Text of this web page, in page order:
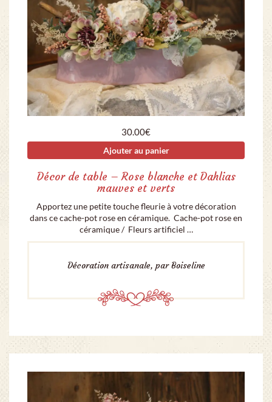
30.00€
Ajouter au panier
Décor de table – Rose blanche et Dahlias
mauves et verts
Apportez une petite touche fleurie à votre décoration
dans ce cache-pot rose en céramique. Cache-pot rose en
céramique / Fleurs artificiel …
Décoration artisanale, par Boiseline